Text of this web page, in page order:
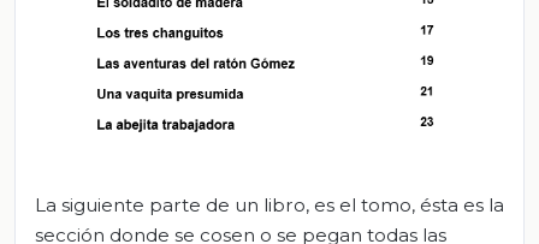
La siguiente parte de un libro, es el tomo, ésta es la
sección donde se cosen o se pegan todas las